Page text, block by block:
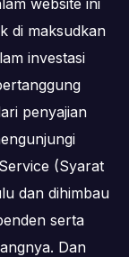
di maksudkan
investasi
penyajian
(Syarat
dan dihimbau
serta
Dan